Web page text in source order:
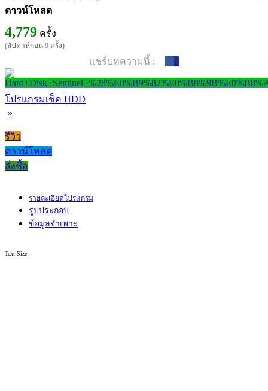
ดาวน์โหลด
4,779 ครั้ง
(สัปดาห์ก่อน 9 ครั้ง)
แชร์บทความนี้ : 0
โปรแกรมเช็ค HDD
»
รีวิว
ดาวน์โหลด
สั่งซื้อ
รายละเอียดโปรแกรม
รูปประกอบ
ข้อมูลจำเพาะ
Text Size